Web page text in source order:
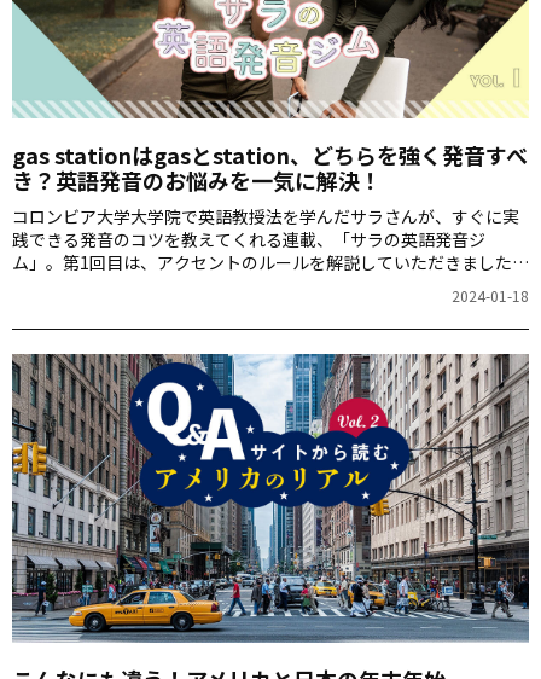
gas stationはgasとstation、どちらを強く発音すべ
き？英語発音のお悩みを一気に解決！
コロンビア大学大学院で英語教授法を学んだサラさんが、すぐに実
践できる発音のコツを教えてくれる連載、「サラの英語発音ジ
ム」。第1回目は、アクセントのルールを解説していただきました。
「この単語、アクセントどこに付けるんだっけ・・・？」と迷うこ
2024-01-18